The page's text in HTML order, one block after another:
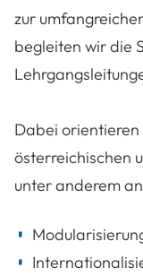
zur
begleiten wir die
Dabei orientieren
österreichischen
unter anderem an